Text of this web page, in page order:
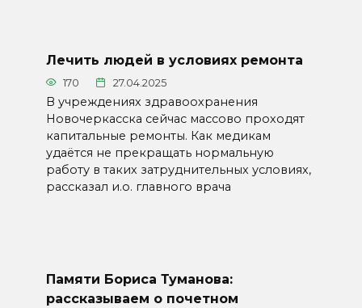
Лечить людей в условиях ремонта
170 27.04.2025
В учреждениях здравоохранения
Новочеркасска сейчас массово проходят
капитальные ремонты. Как медикам
удаётся не прекращать нормальную
работу в таких затруднительных условиях,
рассказал и.о. главного врача
Памяти Бориса Туманова:
рассказываем о почетном